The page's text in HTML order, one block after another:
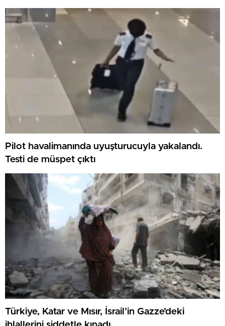
Pilot havalimanında uyuşturucuyla yakalandı.
Testi de müspet çıktı
Türkiye, Katar ve Mısır, İsrail’in Gazze’deki